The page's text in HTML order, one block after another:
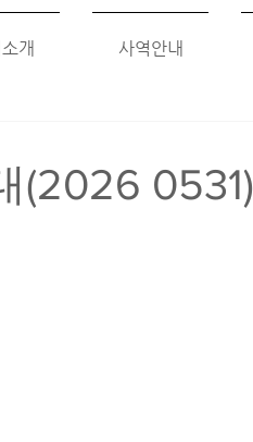
개 사역안내
(2026 0531)